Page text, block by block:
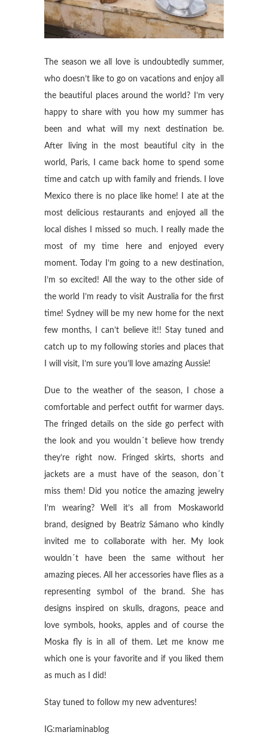
The season we all love is undoubtedly summer,
who doesn’t like to go on vacations and enjoy all
the beautiful places around the world? I’m very
happy to share with you how my summer has
been and what will my next destination be.
After living in the most beautiful city in the
world, Paris, I came back home to spend some
time and catch up with family and friends. I love
Mexico there is no place like home! I ate at the
most delicious restaurants and enjoyed all the
local dishes I missed so much. I really made the
most of my time here and enjoyed every
moment. Today I’m going to a new destination,
I’m so excited! All the way to the other side of
the world I’m ready to visit Australia for the first
time! Sydney will be my new home for the next
few months, I can’t believe it!! Stay tuned and
catch up to my following stories and places that
I will visit, I’m sure you’ll love amazing Aussie!
Due to the weather of the season, I chose a
comfortable and perfect outfit for warmer days.
The fringed details on the side go perfect with
the look and you wouldn´t believe how trendy
they’re right now. Fringed skirts, shorts and
jackets are a must have of the season, don´t
miss them! Did you notice the amazing jewelry
I’m wearing? Well it’s all from Moskaworld
brand, designed by Beatriz Sámano who kindly
invited me to collaborate with her. My look
wouldn´t have been the same without her
amazing pieces. All her accessories have flies as a
representing symbol of the brand. She has
designs inspired on skulls, dragons, peace and
love symbols, hooks, apples and of course the
Moska fly is in all of them. Let me know me
which one is your favorite and if you liked them
as much as I did!
Stay tuned to follow my new adventures!
IG:mariaminablog